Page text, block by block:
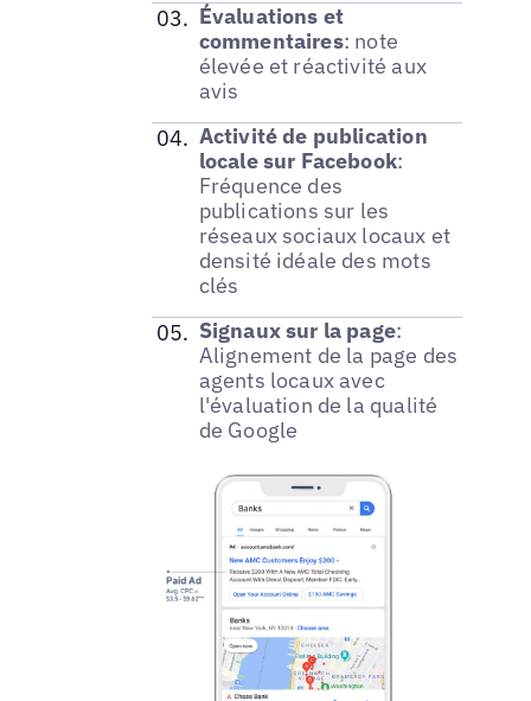
Évaluations et
commentaires: note
élevée et réactivité aux
avis
Activité de publication
locale sur Facebook:
Fréquence des
publications sur les
réseaux sociaux locaux et
densité idéale des mots
clés
Signaux sur la page:
Alignement de la page des
agents locaux avec
l'évaluation de la qualité
de Google